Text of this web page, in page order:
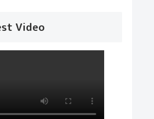
Video